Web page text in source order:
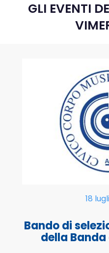
GLI EVENTI
18
Bando di
della